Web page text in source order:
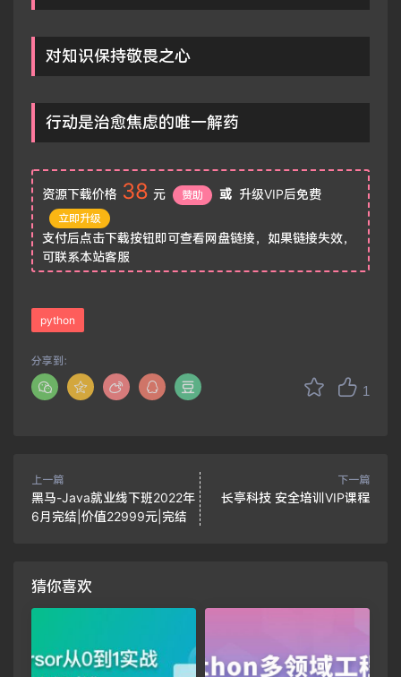
对知识保持敬畏之心
行动是治愈焦虑的唯一解药
资源下载价格 38 元 赞助 或 升级VIP后免费
立即升级
支付后点击下载按钮即可查看网盘链接，如果链接失效，
可联系本站客服
python
1
分享到：
上一篇
黑马-Java就业线下班2022年
6月完结|价值22999元|完结
下一篇
长亭科技 安全培训VIP课程
猜你喜欢